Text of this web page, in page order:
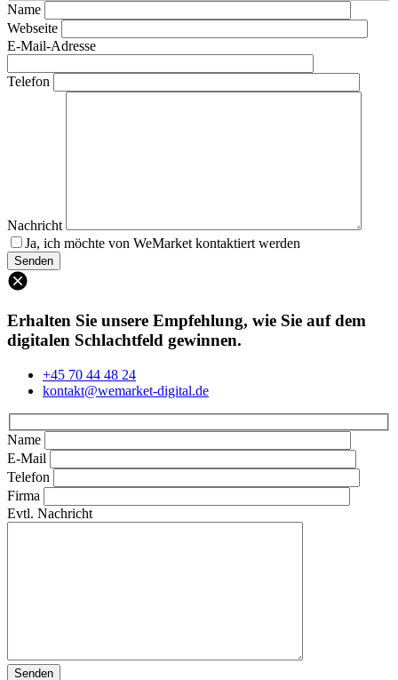
Name
Webseite
E-Mail-Adresse
Telefon
Nachricht
Ja, ich möchte von WeMarket kontaktiert werden
Erhalten Sie unsere Empfehlung, wie Sie auf dem
digitalen Schlachtfeld gewinnen.
+45 70 44 48 24
kontakt@wemarket-digital.de
Name
E-Mail
Telefon
Firma
Evtl. Nachricht